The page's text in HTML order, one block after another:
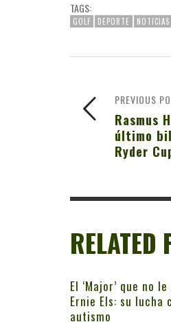
TAGS:
GOLF DEPORTE NOTICIAS
PREVIOUS
Rasmus
último
Ryder
RELATED
El ‘Major’ que no
Ernie Els: su lucha
autismo